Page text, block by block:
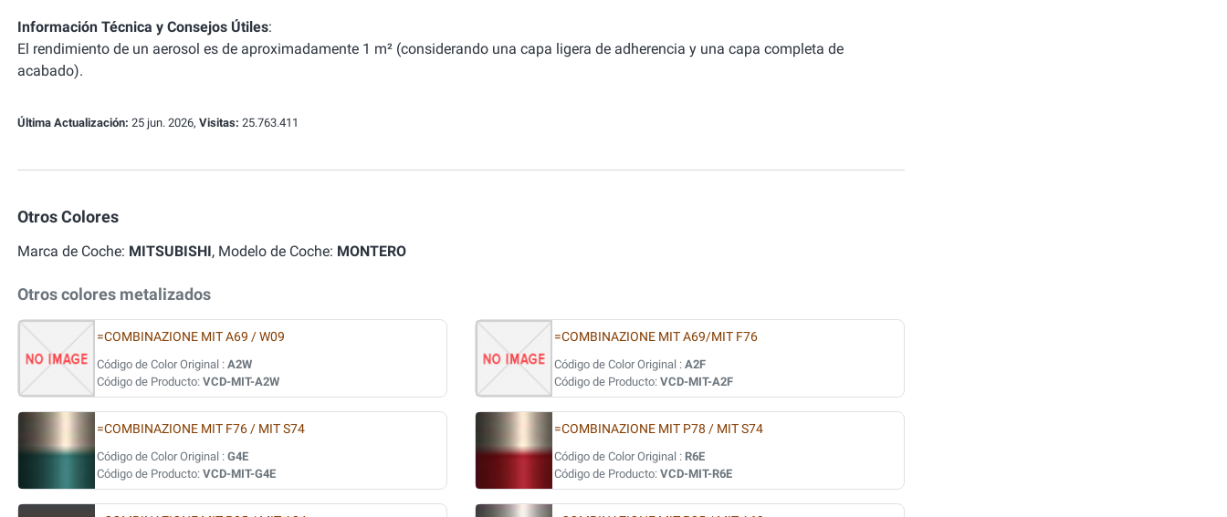
Información Técnica y Consejos Útiles:
El rendimiento de un aerosol es de aproximadamente 1 m² (considerando una capa ligera de adherencia y una capa completa de
acabado).
Última Actualización: 25 jun. 2026, Visitas: 25.763.411
Otros Colores
Marca de Coche: MITSUBISHI, Modelo de Coche: MONTERO
Otros colores metalizados
=COMBINAZIONE MIT A69 / W09
Código de Color Original : A2W
Código de Producto: VCD-MIT-A2W
=COMBINAZIONE MIT A69/MIT F76
Código de Color Original : A2F
Código de Producto: VCD-MIT-A2F
=COMBINAZIONE MIT F76 / MIT S74
Código de Color Original : G4E
Código de Producto: VCD-MIT-G4E
=COMBINAZIONE MIT P78 / MIT S74
Código de Color Original : R6E
Código de Producto: VCD-MIT-R6E